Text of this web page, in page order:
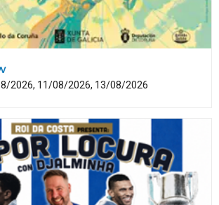
2026, 11/08/2026, 13/08/2026